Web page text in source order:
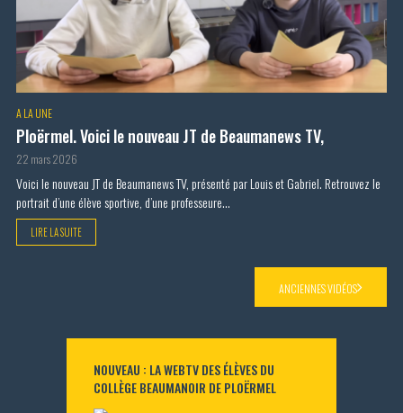
A LA UNE
Ploërmel. Voici le nouveau JT de Beaumanews TV,
22 mars 2026
Voici le nouveau JT de Beaumanews TV, présenté par Louis et Gabriel. Retrouvez le
portrait d’une élève sportive, d’une professeure...
LIRE LA SUITE
ANCIENNES VIDÉOS
NOUVEAU : LA WEBTV DES ÉLÈVES DU
COLLÈGE BEAUMANOIR DE PLOËRMEL